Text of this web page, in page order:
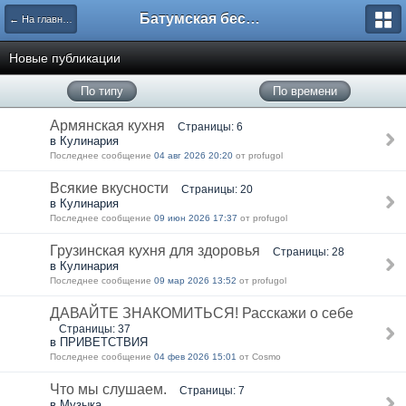
← На главную Батумская беседка
Новые публикации
По типу По времени
Армянская кухня Страницы: 6
в Кулинария
Последнее сообщение 04 авг 2026 20:20 от profugol
Всякие вкусности Страницы: 20
в Кулинария
Последнее сообщение 09 июн 2026 17:37 от profugol
Грузинская кухня для здоровья Страницы: 28
в Кулинария
Последнее сообщение 09 мар 2026 13:52 от profugol
ДАВАЙТЕ ЗНАКОМИТЬСЯ! Расскажи о себе
Страницы: 37
в ПРИВЕТСТВИЯ
Последнее сообщение 04 фев 2026 15:01 от Cosmo
Что мы слушаем. Страницы: 7